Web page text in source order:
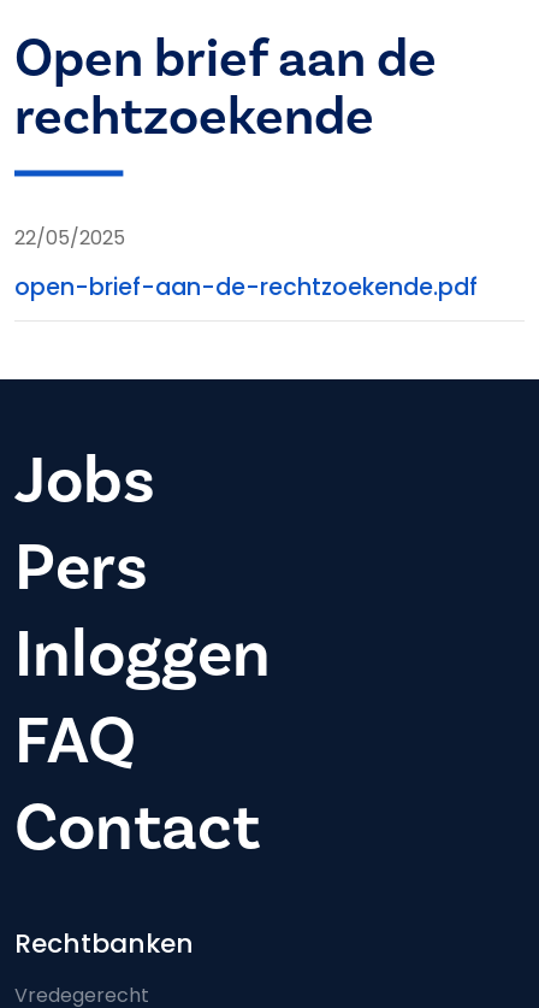
Open brief aan de
rechtzoekende
22/05/2025
open-brief-aan-de-rechtzoekende.pdf
Jobs
Pers
Inloggen
FAQ
Contact
Footer-menu
Rechtbanken
Vredegerecht